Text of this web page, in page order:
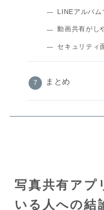
LINEアルバム
動画共有がし
セキュリティ
まとめ
写真共有アプ
いる人への結